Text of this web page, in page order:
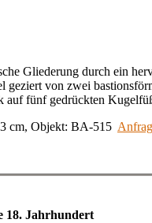
Gliederung durch ein
von zwei
auf fünf gedrückten
cm, Objekt: BA-515
18. Jahrhundert